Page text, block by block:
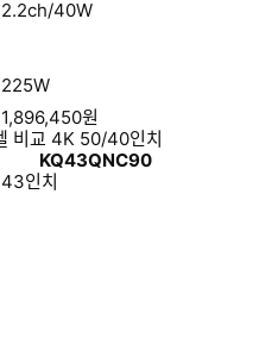
2.2ch/40W
225W
1,896,450원
KQ43QNC90
43인치